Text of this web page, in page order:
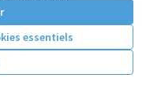
essentiels
Licence
(Lien